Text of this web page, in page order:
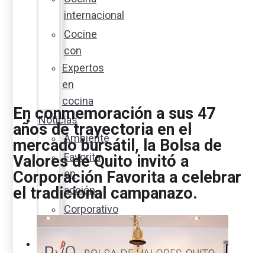
internacional
Cocine
con
Expertos
en
cocina
Noticias
Ambiente
Favorita
en
acción
Corporativo
Emprendimiento
Maxi
En conmemoración a sus 47
años de trayectoria en el
mercado bursátil, la Bolsa de
Valores de Quito invitó a
Corporación Favorita a celebrar
el tradicional campanazo.